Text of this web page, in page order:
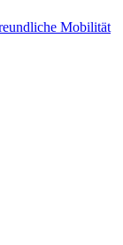
Mobilität